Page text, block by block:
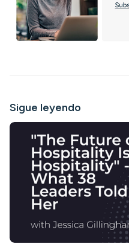
Sigue leyendo